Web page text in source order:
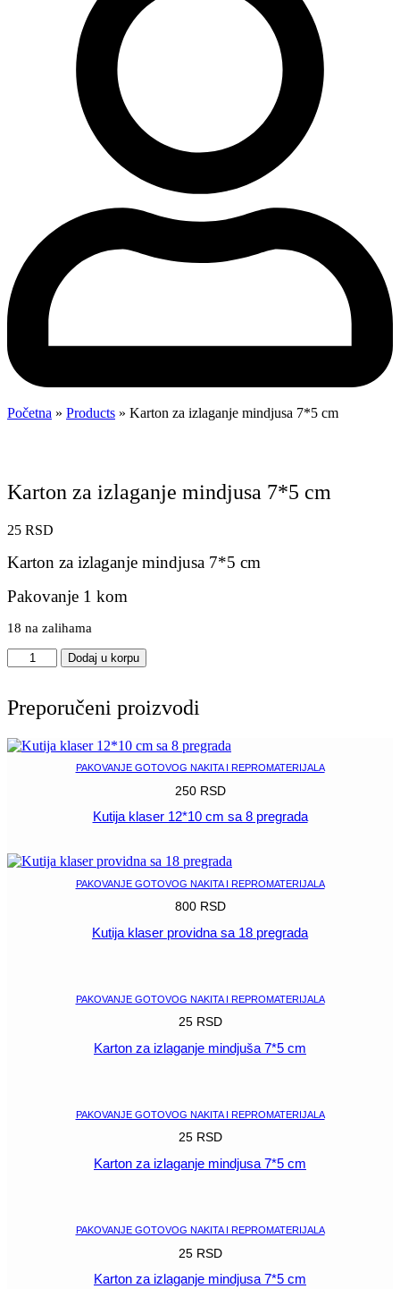
Početna » Products » Karton za izlaganje mindjusa 7*5 cm
Karton za izlaganje mindjusa 7*5 cm
25 RSD
Karton za izlaganje mindjusa 7*5 cm
Pakovanje 1 kom
18 na zalihama
Karton
za
mindjusa
7*5
cm
količina
Dodaj u korpu
Preporučeni proizvodi
PAKOVANJE GOTOVOG NAKITA I REPROMATERIJALA
250 RSD
Kutija klaser 12*10 cm sa 8 pregrada
PAKOVANJE GOTOVOG NAKITA I REPROMATERIJALA
800 RSD
Kutija klaser providna sa 18 pregrada
PAKOVANJE GOTOVOG NAKITA I REPROMATERIJALA
25 RSD
Karton za izlaganje mindjuša 7*5 cm
PAKOVANJE GOTOVOG NAKITA I REPROMATERIJALA
25 RSD
Karton za izlaganje mindjusa 7*5 cm
PAKOVANJE GOTOVOG NAKITA I REPROMATERIJALA
25 RSD
Karton za izlaganje mindjusa 7*5 cm